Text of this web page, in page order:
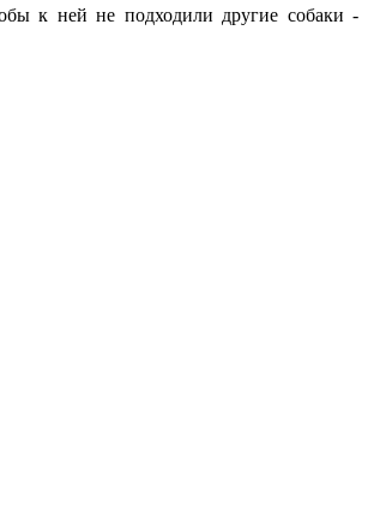
к ней не подходили другие собаки -